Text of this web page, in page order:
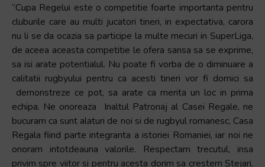
“Cupa Regelui este o competitie foarte importanta pentru
cluburile care au multi jucatori tineri, in expectativa, carora
nu li se da ocazia sa participe la multe mecuri in SuperLiga,
de aceea aceasta competitie le ofera sansa sa se exprime,
sa isi arate potentialul. Nu poate fi vorba de o diminuare a
calitatii rugbyului pentru ca acesti tineri vor fi dornici sa
demonstreze ce pot, sa arate ca merita un loc in prima
echipa. Ne onoreaza Inaltul Patronaj al Casei Regale, ne
bucuram ca sunt alaturi de noi si de rugbyul romanesc, Casa
Regala fiind parte integranta a istoriei Romaniei, iar noi ne
onoram intotdeauna valorile. Respectam trecutul, insa
privim spre viitor si pentru acesta dorim sa crestem Stejari,